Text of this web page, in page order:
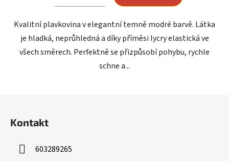
Kvalitní plavkovina v elegantní temně modré barvě. Látka
je hladká, neprůhledná a díky příměsi lycry elastická ve
všech směrech. Perfektně se přizpůsobí pohybu, rychle
schne a...
Kontakt
603289265